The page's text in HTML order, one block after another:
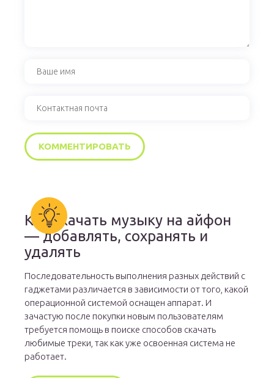
Как скачать музыку на айфон
— добавлять, сохранять и
удалять
Последовательность выполнения разных действий с
гаджетами различается в зависимости от того, какой
операционной системой оснащен аппарат. И
зачастую после покупки новым пользователям
требуется помощь в поиске способов скачать
любимые треки, так как уже освоенная система не
работает.